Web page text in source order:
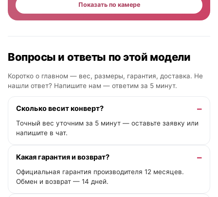
Показать по камере
Вопросы и ответы по этой модели
Коротко о главном — вес, размеры, гарантия, доставка. Не
нашли ответ? Напишите нам — ответим за 5 минут.
Сколько весит конверт?
Точный вес уточним за 5 минут — оставьте заявку или
напишите в чат.
Какая гарантия и возврат?
Официальная гарантия производителя 12 месяцев.
Обмен и возврат — 14 дней.